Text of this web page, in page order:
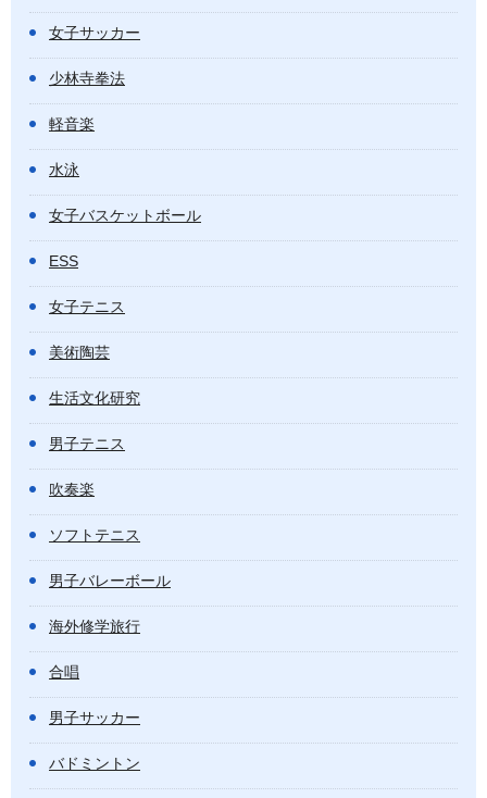
女子サッカー
少林寺拳法
軽音楽
水泳
女子バスケットボール
ESS
女子テニス
美術陶芸
生活文化研究
男子テニス
吹奏楽
ソフトテニス
男子バレーボール
海外修学旅行
合唱
男子サッカー
バドミントン